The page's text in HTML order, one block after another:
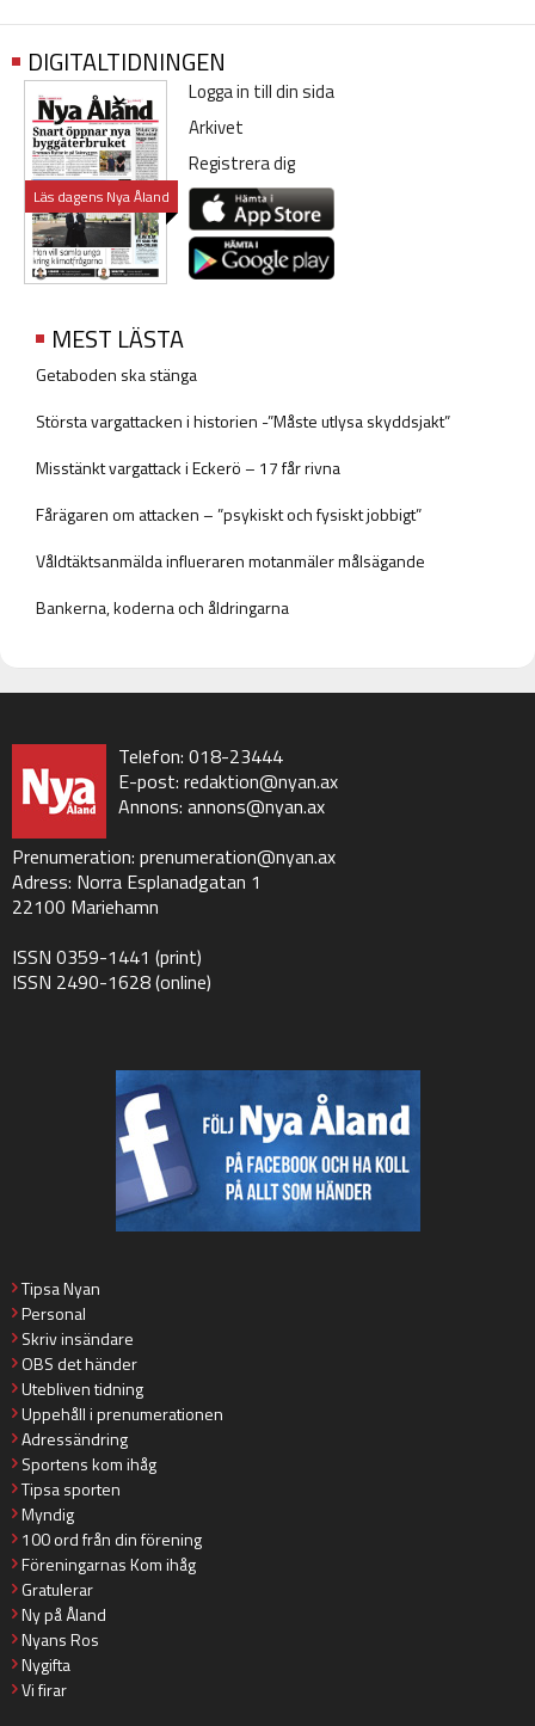
DIGITALTIDNINGEN
Läs dagens Nya Åland
Logga in till din sida
Arkivet
Registrera dig
MEST LÄSTA
Getaboden ska stänga
Största vargattacken i historien -”Måste utlysa skyddsjakt”
Misstänkt vargattack i Eckerö – 17 får rivna
Fårägaren om attacken – ”psykiskt och fysiskt jobbigt”
Våldtäktsanmälda influeraren motanmäler målsägande
Bankerna, koderna och åldringarna
Telefon: 018-23444
E-post: redaktion@nyan.ax
Annons: annons@nyan.ax
Prenumeration: prenumeration@nyan.ax
Adress: Norra Esplanadgatan 1
22100 Mariehamn
ISSN 0359-1441 (print)
ISSN 2490-1628 (online)
Tipsa Nyan
Personal
Skriv insändare
OBS det händer
Utebliven tidning
Uppehåll i prenumerationen
Adressändring
Sportens kom ihåg
Tipsa sporten
Myndig
100 ord från din förening
Föreningarnas Kom ihåg
Gratulerar
Ny på Åland
Nyans Ros
Nygifta
Vi firar